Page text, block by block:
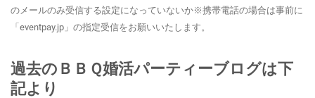
のメールのみ受信する設定になっていないか※携帯電話の場合は事前に
「eventpay.jp」の指定受信をお願いいたします。
過去のＢＢＱ婚活パーティーブログは下
記より